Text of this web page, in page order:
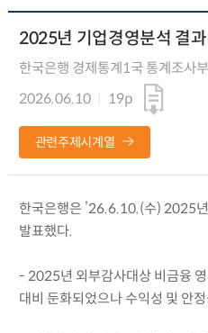
2025년 기업경영분석 결
한국은행 경제통계1국 통계조사
2026.06.10
19p
관련주제시계열
한국은행은 ’26.6.10.(수) 2025
발표했다.
- 2025년 외부감사대상 비금융
대비 둔화되었으나 수익성 및 안